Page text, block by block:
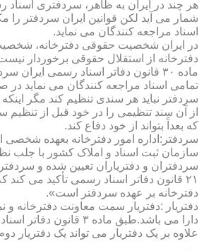
هر چند در ایران به ظاهر، سردفتری اسناد
شمار می آید لکن قوانین ایران سردفتر را
اسناد مراجعه کنندگان می نماید.
در ایران شخصیت حقوقی دفترخانه،
دفترخانه از استقلال حقوقی برخوردار
ماده ۳۰ قانون دفاتر اسناد رسمی
تمامی اسناد مراجعه کنندگان می نماید
سردفتر نباید هر سندی تنظیم کند مگر
از آن سند تنظیمی را در خود قبل از تنظیم
که بعداً بتواند از خود دفاع کند.
سردفتر:اداره امور دفترخانه بعهده شخصی
سازمان ثبت اسناد و املاک کشور با جلب
سردفتران و دفتریاران تعیین شده و
۲۱ قانون دفاتر اسناد رسمی تأکید می
دفترخانه بر عهده سردفتر است».
دفتریار :دفتریار سمت معاونت دفترخانه و
دارا می باشد.طبق ماده ۳
علاوه بر یک دفتریار می تواند یک دفتریار